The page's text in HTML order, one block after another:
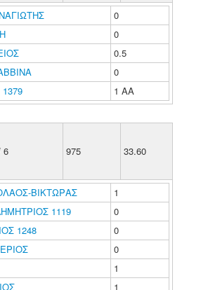
0
0
0.5
0
1 ΑΑ
6 975 33.60
ΒΙΚΤΩΡΑΣ
1
1119
0
1248
0
0
1
1